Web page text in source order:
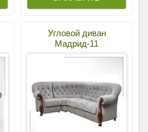
Угловой диван
Мадрид-11